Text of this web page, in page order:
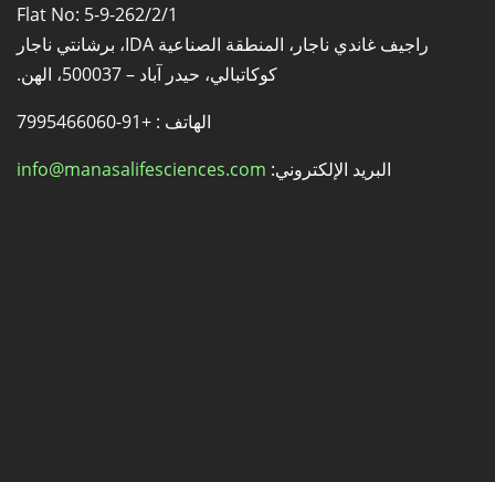
Flat No: 5-9-262/2/1
راجيف غاندي ناجار، المنطقة الصناعية IDA، برشانتي ناجار
كوكاتبالي، حيدر آباد – 500037، الهن.
الهاتف : +91-7995466060
البريد الإلكتروني: info@manasalifesciences.com